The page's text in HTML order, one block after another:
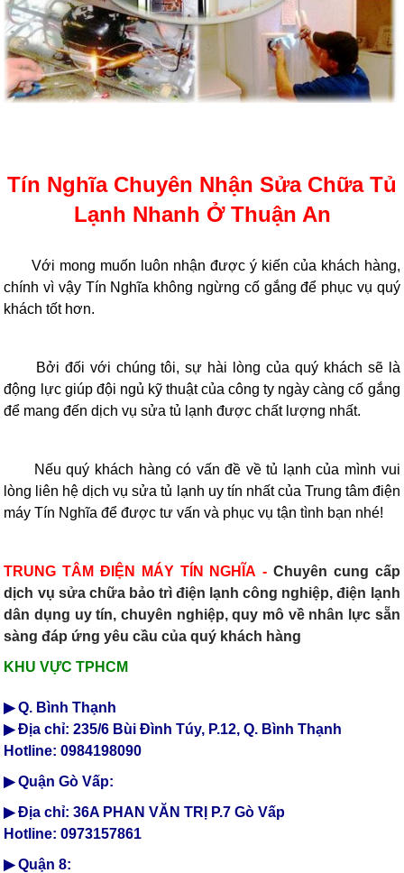
Tín Nghĩa Chuyên Nhận Sửa Chữa Tủ
Lạnh Nhanh Ở Thuận An
Với mong muốn luôn nhận được ý kiến của khách hàng,
chính vì vậy Tín Nghĩa không ngừng cố gắng để phục vụ quý
khách tốt hơn.
Bởi đối với chúng tôi, sự hài lòng của quý khách sẽ là
động lực giúp đội ngủ kỹ thuật của công ty ngày càng cố gắng
để mang đến dịch vụ sửa tủ lạnh được chất lượng nhất.
Nếu quý khách hàng có vấn đề về tủ lạnh của mình vui
lòng liên hệ dịch vụ sửa tủ lạnh uy tín nhất của Trung tâm điện
máy Tín Nghĩa để được tư vấn và phục vụ tận tình bạn nhé!
TRUNG TÂM ĐIỆN MÁY TÍN NGHĨA - Chuyên cung cấp
dịch vụ sửa chữa bảo trì điện lạnh công nghiệp, điện lạnh
dân dụng uy tín, chuyên nghiệp, quy mô về nhân lực sẵn
sàng đáp ứng yêu cầu của quý khách hàng
KHU VỰC TPHCM
▶ Q. Bình Thạnh
▶ Địa chỉ: 235/6 Bùi Đình Túy, P.12, Q. Bình Thạnh
Hotline: 0984198090
▶ Quận Gò Vấp:
▶ Địa chỉ: 36A PHAN VĂN TRỊ P.7 Gò Vấp
Hotline: 0973157861
▶ Quận 8: